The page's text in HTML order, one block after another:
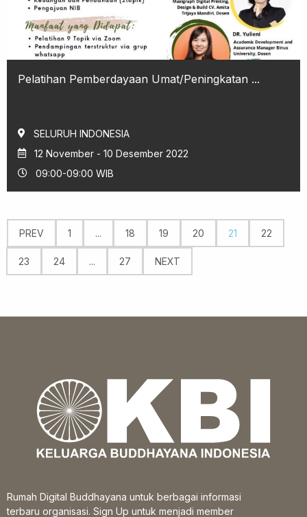
Pelatihan Pemberdayaan Umat/Peningkatan ...
SELURUH INDONESIA
12 November - 10 Desember 2022
09:00-09:00 WIB
PREV 1 ... 18 19 20 21 22
23 24 ... 27 NEXT
Rumah Digital Buddhayana untuk berbagai informasi
terbaru organisasi. Sign Up untuk menjadi member